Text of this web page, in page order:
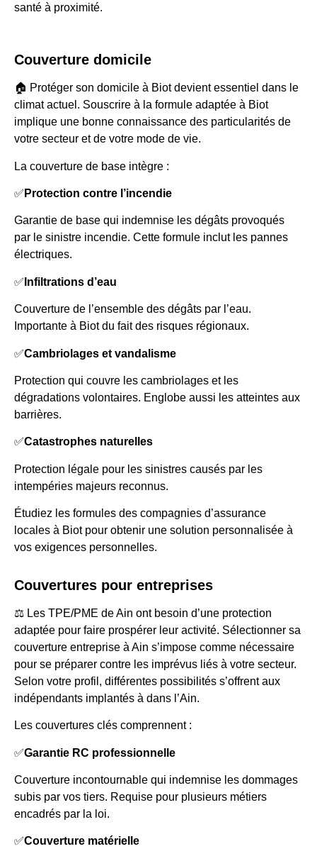
santé à proximité.
Couverture domicile
🏠 Protéger son domicile à Biot devient essentiel dans le
climat actuel. Souscrire à la formule adaptée à Biot
implique une bonne connaissance des particularités de
votre secteur et de votre mode de vie.
La couverture de base intègre :
✅ Protection contre l’incendie
Garantie de base qui indemnise les dégâts provoqués
par le sinistre incendie. Cette formule inclut les pannes
électriques.
✅ Infiltrations d’eau
Couverture de l’ensemble des dégâts par l’eau.
Importante à Biot du fait des risques régionaux.
✅Cambriolages et vandalisme
Protection qui couvre les cambriolages et les
dégradations volontaires. Englobe aussi les atteintes aux
barrières.
✅Catastrophes naturelles
Protection légale pour les sinistres causés par les
intempéries majeurs reconnus.
Étudiez les formules des compagnies d’assurance
locales à Biot pour obtenir une solution personnalisée à
vos exigences personnelles.
Couvertures pour entreprises
⚖️ Les TPE/PME de Ain ont besoin d’une protection
adaptée pour faire prospérer leur activité. Sélectionner sa
couverture entreprise à Ain s’impose comme nécessaire
pour se préparer contre les imprévus liés à votre secteur.
Selon votre profil, différentes possibilités s’offrent aux
indépendants implantés à dans l’Ain.
Les couvertures clés comprennent :
✅Garantie RC professionnelle
Couverture incontournable qui indemnise les dommages
subis par vos tiers. Requise pour plusieurs métiers
encadrés par la loi.
✅Couverture matérielle